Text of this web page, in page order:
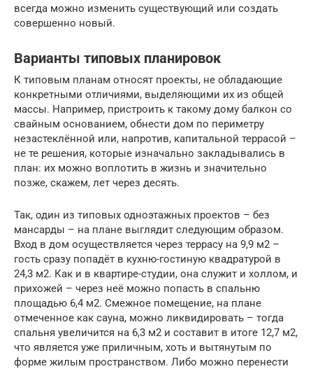
всегда можно изменить существующий или создать
совершенно новый.
Варианты типовых планировок
К типовым планам относят проекты, не обладающие
конкретными отличиями, выделяющими их из общей
массы. Например, пристроить к такому дому балкон со
свайным основанием, обнести дом по периметру
незастеклённой или, напротив, капитальной террасой –
не те решения, которые изначально закладывались в
план: их можно воплотить в жизнь и значительно
позже, скажем, лет через десять.
Так, один из типовых одноэтажных проектов – без
мансарды – на плане выглядит следующим образом.
Вход в дом осуществляется через террасу на 9,9 м2 –
гость сразу попадёт в кухню-гостиную квадратурой в
24,3 м2. Как и в квартире-студии, она служит и холлом, и
прихожей – через неё можно попасть в спальню
площадью 6,4 м2. Смежное помещение, на плане
отмеченное как сауна, можно ликвидировать – тогда
спальня увеличится на 6,3 м2 и составит в итоге 12,7 м2,
что является уже приличным, хоть и вытянутым по
форме жилым пространством. Либо можно перенести